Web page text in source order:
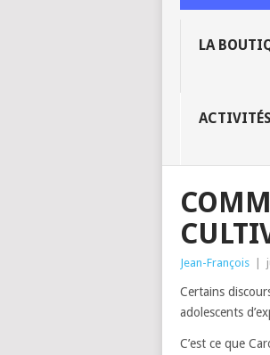
LA
ACTIVITÉS
Jean-François
Certains
adolescents
C’est ce que